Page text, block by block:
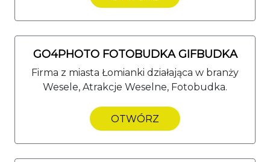
GO4PHOTO FOTOBUDKA GIFBUDKA
Firma z miasta Łomianki działająca w branży
Wesele, Atrakcje Weselne, Fotobudka.
OTWÓRZ